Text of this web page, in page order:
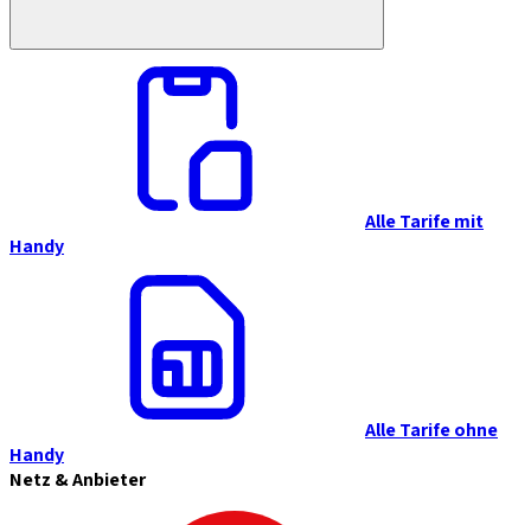
Alle Tarife mit
Handy
Alle Tarife ohne
Handy
Netz & Anbieter